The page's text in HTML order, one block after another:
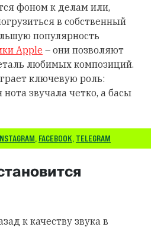
фоном к делам или,
в собственный
популярность
Apple – они позволяют
любимых композиций.
ключевую роль:
звучала четко, а басы
, FACEBOOK, TELEGRAM
к качеству звука в